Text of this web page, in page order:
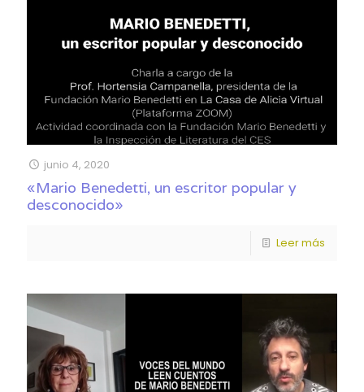
junio 4, 2020
«Mario Benedetti, un escritor popular y
desconocido»
Leer más